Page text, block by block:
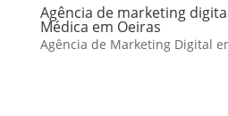
Agência de marketing
Médica em Oeiras
Agência de Marketing Digital